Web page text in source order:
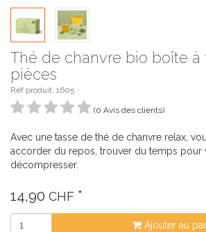
Thé de chanvre bio boîte à
pièces
Réf produit: 1605
(0 Avis des clients)
Avec une tasse de thé de chanvre relax,
accorder du repos, trouver du temps pour
décompresser.
14,90 CHF *
Ajouter au